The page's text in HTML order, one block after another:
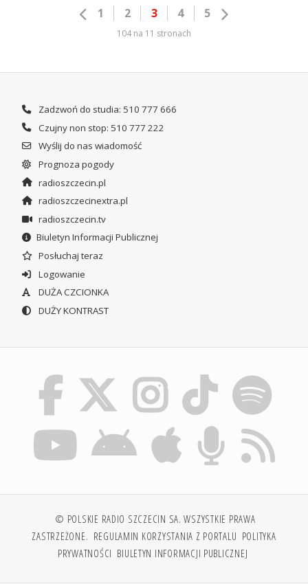
1 2 3 4 5
104 na 11 stronach
Zadzwoń do studia: 510 777 666
Czujny non stop: 510 777 222
Wyślij do nas wiadomość
Prognoza pogody
radioszczecin.pl
radioszczecinextra.pl
radioszczecin.tv
Biuletyn Informacji Publicznej
Posłuchaj teraz
Logowanie
DUŻA CZCIONKA
DUŻY KONTRAST
© POLSKIE RADIO SZCZECIN SA. WSZYSTKIE PRAWA
ZASTRZEŻONE. REGULAMIN KORZYSTANIA Z PORTALU POLITYKA
PRYWATNOŚCI BIULETYN INFORMACJI PUBLICZNEJ